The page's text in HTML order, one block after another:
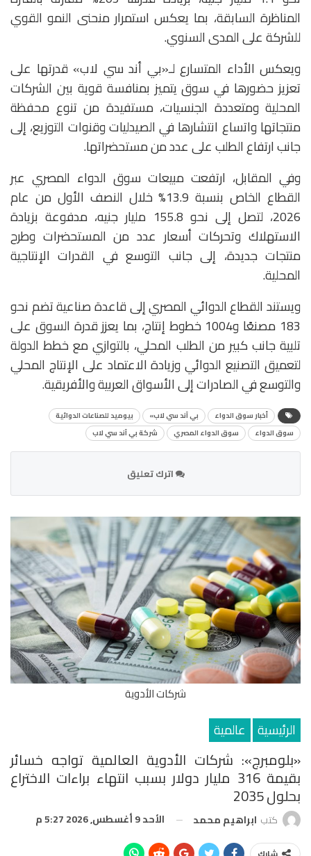
المناظرة السابقة، بما يعكس استمرار منحنى النمو القوي
للشركة على المدى السنوي.
ويعكس الأداء المتسارع لـ«بي أند سي لاب» قدرتها على
تعزيز حضورها في سوق يتميز بمنافسة قوية بين الشركات
المحلية ومتعددة الجنسيات، مستفيدة من تنوع محفظة
منتجاتها واتساع انتشارها في الصيدليات وقنوات التوزيع، إلى
جانب ارتفاع الطلب على عدد من مستحضراتها.
وفي المقابل، ارتفعت مبيعات سوق الدواء المصري عبر
القطاع الخاص بنسبة 13.9% خلال النصف الأول من عام
2026، لتصل إلى نحو 155.8 مليار جنيه، مدفوعة بزيادة
الاستهلاك وتحركات أسعار عدد من المستحضرات وطرح
منتجات جديدة، إلى جانب التوسع في القدرات الإنتاجية
المحلية.
ويستند القطاع الدوائي المصري إلى قاعدة صناعية تضم نحو
183 مصنعًا و1004 خطوط إنتاج، بما يعزز قدرة السوق على
تلبية جانب كبير من الطلب المحلي، بالتوازي مع خطط الدولة
لتعميق التصنيع الدوائي وزيادة الاعتماد على الإنتاج المحلي
والتوسع في الصادرات إلى الأسواق العربية والأفريقية.
أخبار سوق الدواء بي آند سي لاب»
بيوميد للصناعات الدوائية
سوق الدواء
سوق الدواء المصري شركة بي آند سي لاب
اترك تعليق
شركات الأدوية
الرئيسية عالمية
«بلومبرج»: شركات الأدوية العالمية تواجه خسائر
بقيمة 316 مليار دولار بسبب انتهاء براءات الاختراع
بحلول 2035
كتب ابراهيم محمد الأحد 9 أغسطس, 2026 5:27 م